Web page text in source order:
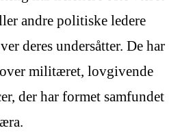
andre politiske ledere
deres undersåtter. De har
militæret, lovgivende
der har formet samfundet